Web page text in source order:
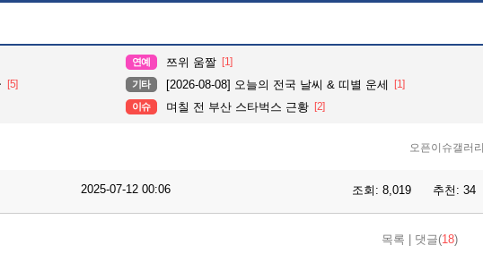
연예 쯔위 움짤 [1]
[5] 기타 [2026-08-08] 오늘의 전국 날씨 & 띠별 운세 [1]
이슈 며칠 전 부산 스타벅스 근황 [2]
오픈이슈갤러리
2025-07-12 00:06 조회: 8,019 추천: 34
목록 댓글(18)